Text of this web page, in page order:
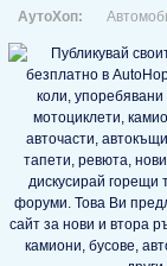
АутоХоп: